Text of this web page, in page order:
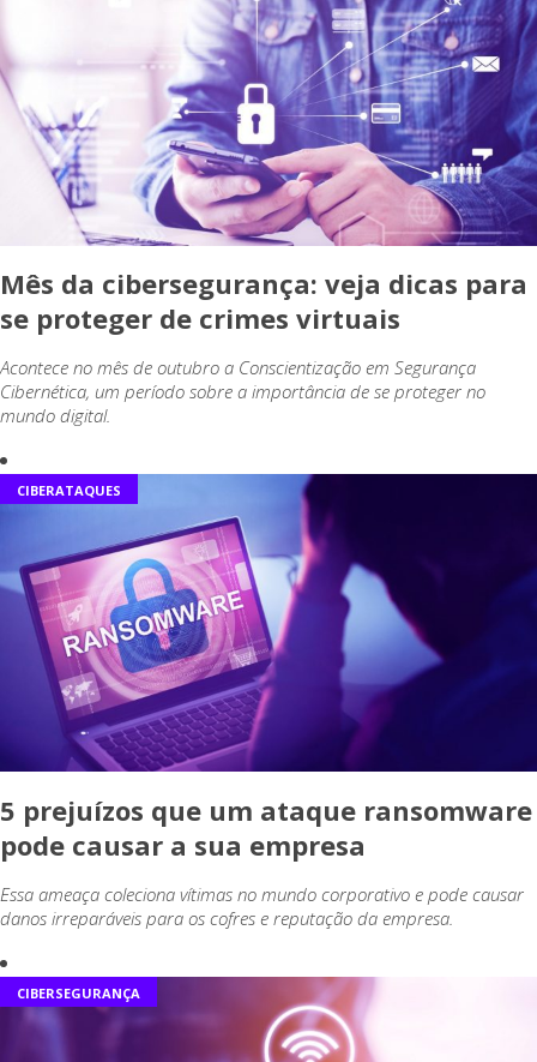
Mês da cibersegurança: veja dicas para
se proteger de crimes virtuais
Acontece no mês de outubro a Conscientização em Segurança
Cibernética, um período sobre a importância de se proteger no
mundo digital.
CIBERATAQUES
5 prejuízos que um ataque ransomware
pode causar a sua empresa
Essa ameaça coleciona vítimas no mundo corporativo e pode causar
danos irreparáveis para os cofres e reputação da empresa.
CIBERSEGURANÇA